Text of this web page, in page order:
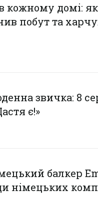
кожному домі:
побут та
звичка: 8
є!»
балкер
німецьких